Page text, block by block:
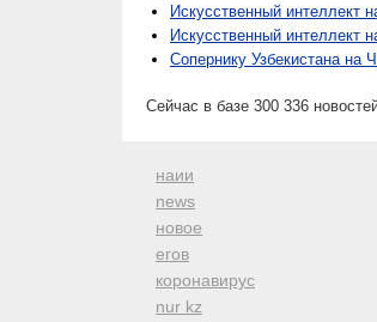
Искусственный интеллект
Искусственный
Сопернику Узбекистана на
Сейчас в базе 300 336
наии
news
новое
егов
коронавирус
nur kz